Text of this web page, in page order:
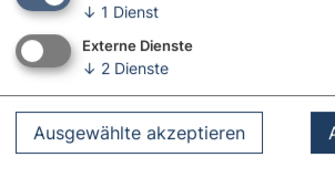
↓ 1 Dienst
Externe Dienste
↓ 2 Dienste
Ausgewählte akzeptieren